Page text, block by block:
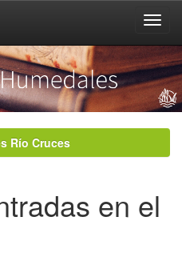
Río Cruces
en el